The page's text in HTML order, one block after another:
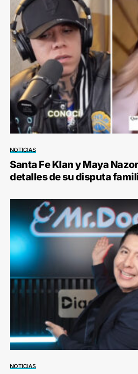
NOTICIAS
Santa Fe Klan y Maya
detalles de su disputa
NOTICIAS